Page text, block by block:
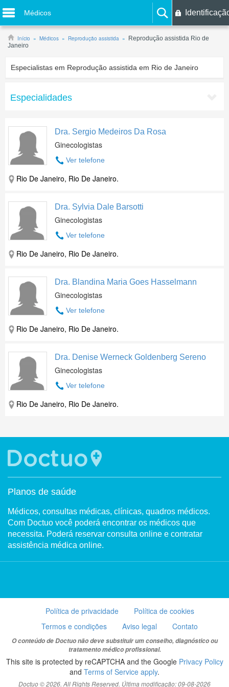
Médicos
Início Médicos Reprodução assistida
Reprodução assistida Rio de
Janeiro
Especialistas em Reprodução assistida em Rio de Janeiro
Especialidades
Dra. Sergio Medeiros Da Rosa
Ginecologistas
Ver telefone
Rio De Janeiro, Rio De Janeiro.
Dra. Sylvia Dale Barsotti
Ginecologistas
Ver telefone
Rio De Janeiro, Rio De Janeiro.
Dra. Blandina Maria Goes Hasselmann
Ginecologistas
Ver telefone
Rio De Janeiro, Rio De Janeiro.
Dra. Denise Werneck Goldenberg Sereno
Ginecologistas
Ver telefone
Rio De Janeiro, Rio De Janeiro.
Planos de saúde
Médicos, consultas médicas, clínicas, quadros médicos.
Com Doctuo você poderá encontrar os médicos que
necessita. Poderá reservar consulta online e contratar
assistência médica online.
Política de privacidade
Política de cookies
Termos e condições
Aviso legal Contato
O conteúdo de Doctuo não deve substituir um conselho, diagnóstico ou
tratamento médico profissional.
This site is protected by reCAPTCHA and the Google Privacy Policy
and Terms of Service apply.
Doctuo © 2026. All Rights Reserved. Última modificação: 09-08-2026